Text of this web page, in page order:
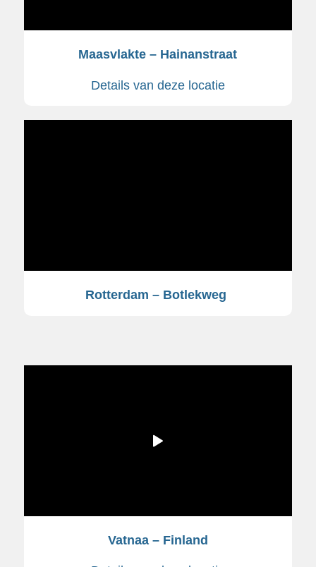
Maasvlakte – Hainanstraat
Details van deze locatie
Rotterdam – Botlekweg
Vatnaa – Finland